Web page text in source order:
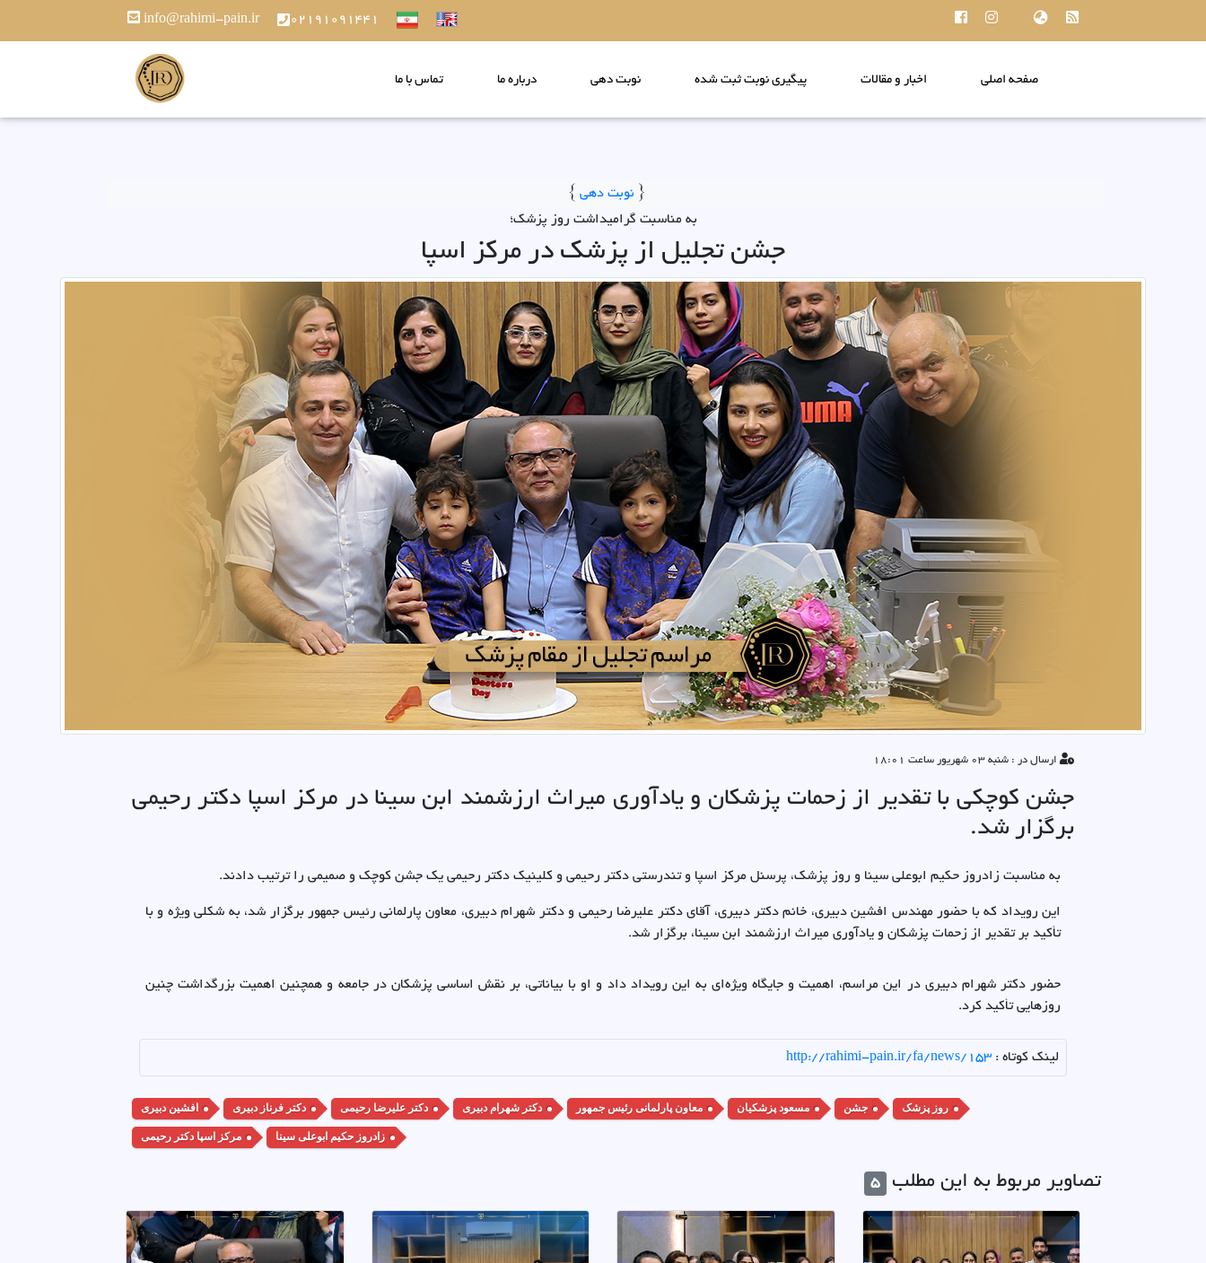
info@rahimi-pain.ir 02191091441
تماس با ما درباره ما نوبت دهی پیگیری نوبت ثبت شده اخبار و مقالات صفحه اصلی
{ نوبت دهی }
به مناسبت گرامیداشت روز پزشک؛
جشن تجلیل از پزشک در مرکز اسپا
ارسال در : شنبه 03 شهریور ساعت 18:01
جشن کوچکی با تقدیر از زحمات پزشکان و یادآوری میراث ارزشمند ابن سینا در مرکز اسپا دکتر رحیمی
برگزار شد.
به مناسبت زادروز حکیم ابوعلی سینا و روز پزشک، پرسنل مرکز اسپا و تندرستی دکتر رحیمی و کلینیک دکتر رحیمی یک جشن کوچک و صمیمی را ترتیب دادند.
این رویداد که با حضور مهندس افشین دبیری، خانم دکتر دبیری، آقای دکتر علیرضا رحیمی و دکتر شهرام دبیری، معاون پارلمانی رئیس جمهور برگزار شد، به شکلی ویژه و با
تأکید بر تقدیر از زحمات پزشکان و یادآوری میراث ارزشمند ابن سینا، برگزار شد.
حضور دکتر شهرام دبیری در این مراسم، اهمیت و جایگاه ویژه‌ای به این رویداد داد و او با بیاناتی، بر نقش اساسی پزشکان در جامعه و همچنین اهمیت بزرگداشت چنین
روزهایی تأکید کرد.
لینک کوتاه : http://rahimi-pain.ir/fa/news/153
افشین دبیری دکتر فرناز دبیری دکتر علیرضا رحیمی دکتر شهرام دبیری معاون پارلمانی رئیس جمهور مسعود پزشکیان جشن روز پزشک
مرکز اسپا دکتر رحیمی زادروز حکیم ابوعلی سینا
تصاویر مربوط به این مطلب 5